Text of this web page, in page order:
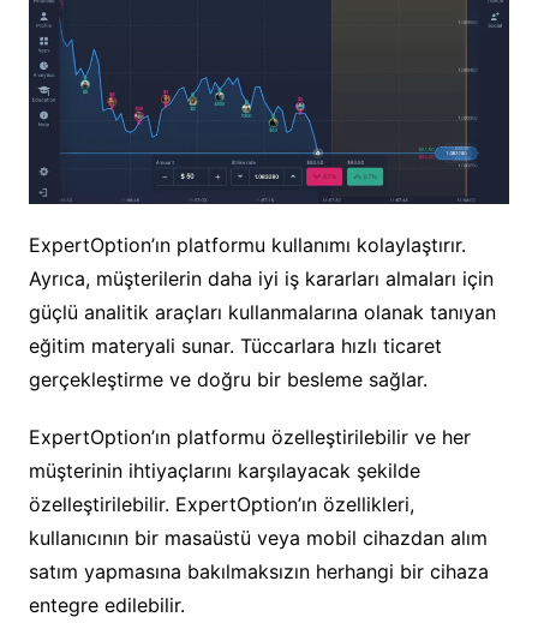
ExpertOption’ın platformu kullanımı kolaylaştırır.
Ayrıca, müşterilerin daha iyi iş kararları almaları için
güçlü analitik araçları kullanmalarına olanak tanıyan
eğitim materyali sunar. Tüccarlara hızlı ticaret
gerçekleştirme ve doğru bir besleme sağlar.
ExpertOption’ın platformu özelleştirilebilir ve her
müşterinin ihtiyaçlarını karşılayacak şekilde
özelleştirilebilir. ExpertOption’ın özellikleri,
kullanıcının bir masaüstü veya mobil cihazdan alım
satım yapmasına bakılmaksızın herhangi bir cihaza
entegre edilebilir.